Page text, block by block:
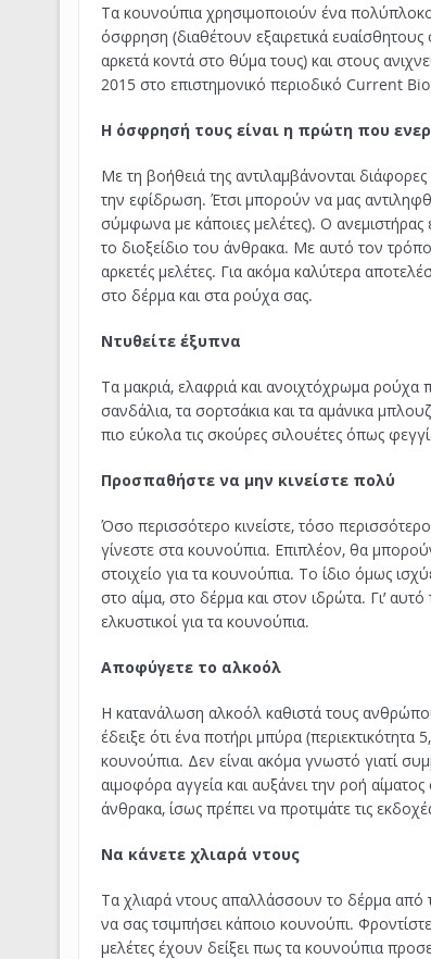
Τα κουνούπια χρησιμοποιούν ένα
όσφρηση (διαθέτουν εξαιρετικά
αρκετά κοντά στο θύμα τους) και στους
2015 στο επιστημονικό περιοδικό Current
Η όσφρησή τους είναι η πρώτη που
Με τη βοήθειά της αντιλαμβάνονται
την εφίδρωση. Έτσι μπορούν να μας
σύμφωνα με κάποιες μελέτες). Ο
το διοξείδιο του άνθρακα. Με αυτό τον
αρκετές μελέτες. Για ακόμα καλύτερα
στο δέρμα και στα ρούχα σας.
Ντυθείτε έξυπνα
Τα μακριά, ελαφριά και ανοιχτόχρωμα
σανδάλια, τα σορτσάκια και τα αμάνικα
πιο εύκολα τις σκούρες σιλουέτες όπως
Προσπαθήστε να μην κινείστε πολύ
Όσο περισσότερο κινείστε, τόσο
γίνεστε στα κουνούπια. Επιπλέον, θα
στοιχείο για τα κουνούπια. Το ίδιο όμως
στο αίμα, στο δέρμα και στον ιδρώτα. Γι’
ελκυστικοί για τα κουνούπια.
Αποφύγετε το αλκοόλ
Η κατανάλωση αλκοόλ καθιστά τους
έδειξε ότι ένα ποτήρι μπύρα
κουνούπια. Δεν είναι ακόμα γνωστό γιατί
αιμοφόρα αγγεία και αυξάνει την ροή
άνθρακα, ίσως πρέπει να προτιμάτε τις
Να κάνετε χλιαρά ντους
Τα χλιαρά ντους απαλλάσσουν το δέρμα από
να σας τσιμπήσει κάποιο κουνούπι.
μελέτες έχουν δείξει πως τα κουνούπια